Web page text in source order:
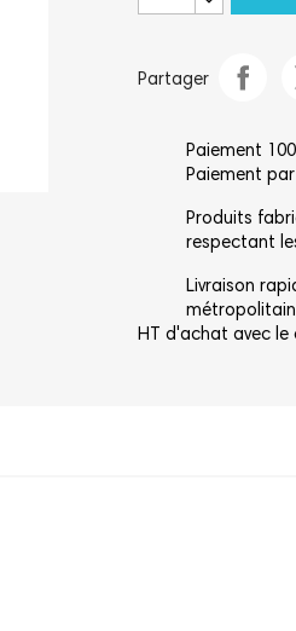
Partager
Paiement
Paiement
Produits
respectant
Livraison
HT d'achat avec le